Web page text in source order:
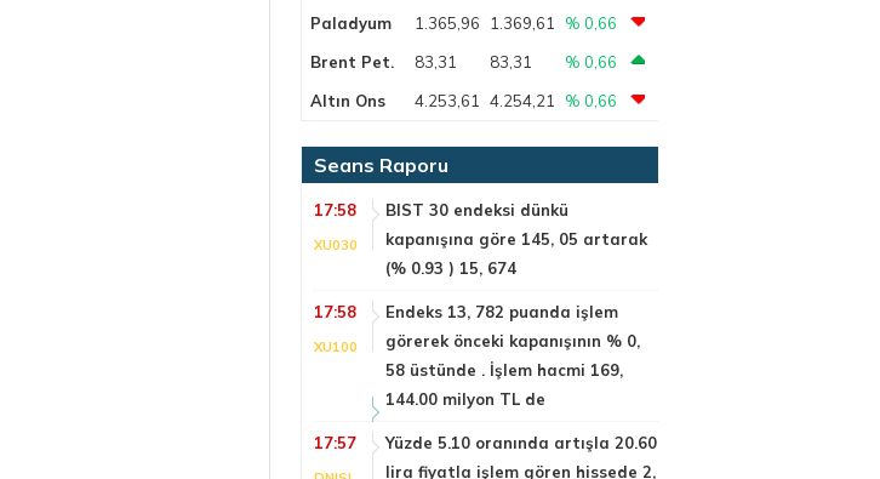
Paladyum
1.365,96 1.369,61
% 0,66
Brent Pet.
83,31 83,31
% 0,66
Altın Ons
4.253,61 4.254,21 % 0,66
Seans Raporu
17:58
XU030
BIST 30 endeksi dünkü
kapanışına göre 145, 05 artarak
(% 0.93 ) 15, 674
17:58
XU100
Endeks 13, 782 puanda işlem
görerek önceki kapanışının % 0,
58 üstünde . İşlem hacmi 169,
144.00 milyon TL de
17:57
Yüzde 5.10 oranında artışla 20.60
lira fiyatla işlem gören hissede 2,